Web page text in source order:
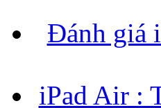
Đánh giá
iPad Air :